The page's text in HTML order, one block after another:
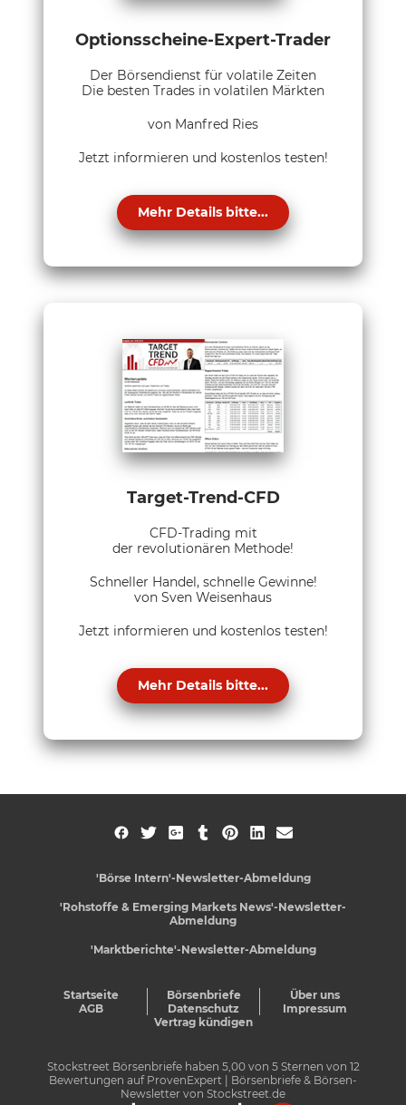
Optionsscheine-Expert-Trader
Der Börsendienst für volatile Zeiten
Die besten Trades in volatilen Märkten
von Manfred Ries
Jetzt informieren und kostenlos testen!
Mehr Details bitte...
Target-Trend-CFD
CFD-Trading mit
der revolutionären Methode!
Schneller Handel, schnelle Gewinne!
von Sven Weisenhaus
Jetzt informieren und kostenlos testen!
Mehr Details bitte...
'Börse Intern'-Newsletter-Abmeldung
'Rohstoffe & Emerging Markets News'-Newsletter-
Abmeldung
'Marktberichte'-Newsletter-Abmeldung
Startseite Börsenbriefe
Über uns
AGB
Datenschutz
Impressum
Vertrag kündigen
Stockstreet Börsenbriefe haben 5,00von 5Sternen von 12
Bewertungen auf ProvenExpert
| Börsenbriefe & Börsen-
Newsletter von Stockstreet.de